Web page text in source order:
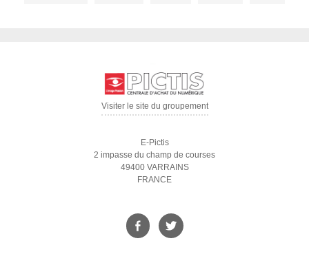
Visiter le site du groupement
E-Pictis
2 impasse du champ de courses
49400 VARRAINS
FRANCE